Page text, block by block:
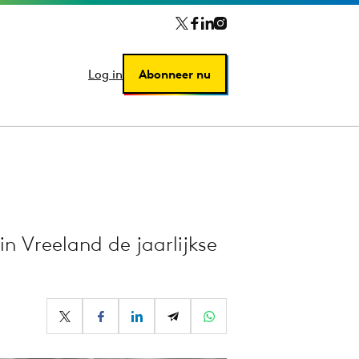
Log in Abonneer nu
Log in Abonneer nu
Vreeland de jaarlijkse